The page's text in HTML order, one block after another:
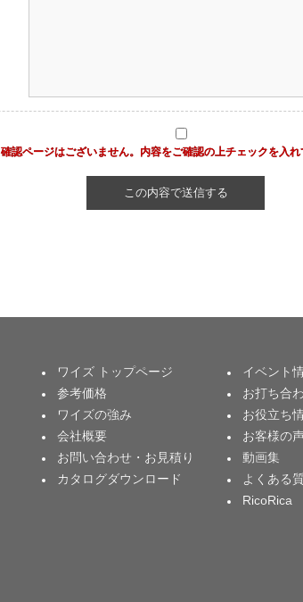
確認ページはございません。内容をご確認の上チェックを入れ
ワイズ トップページ
参考価格
ワイズの強み
会社概要
お問い合わせ・お見積り
カタログダウンロード
イベント
お打ち合
お役立ち
お客様の
動画集
よくある
RicoRica